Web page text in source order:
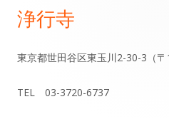
ゲ
メ
イ
浄行寺
東京都世田谷区東玉川2-30-3（〒
TEL 03-3720-6737